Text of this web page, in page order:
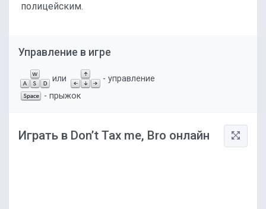
полицейским.
Управление в игре
или
- управление
- прыжок
Играть в Don’t Tax me, Bro онлайн